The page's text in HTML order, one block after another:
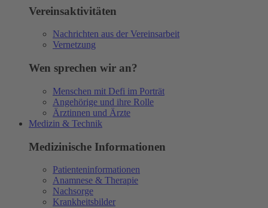
Vereinsaktivitäten
Nachrichten aus der Vereinsarbeit
Vernetzung
Wen sprechen wir an?
Menschen mit Defi im Porträt
Angehörige und ihre Rolle
Ärztinnen und Ärzte
Medizin & Technik
Medizinische Informationen
Patienteninformationen
Anamnese & Therapie
Nachsorge
Krankheitsbilder